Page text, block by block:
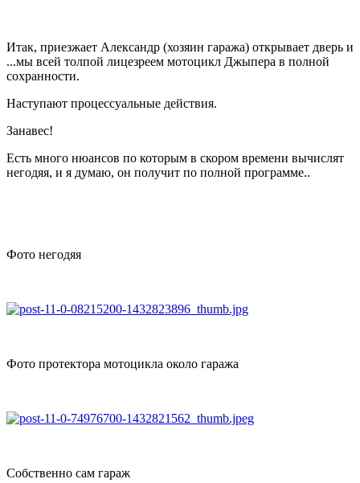
Итак, приезжает Александр (хозяин гаража) открывает дверь и
...мы всей толпой лицезреем мотоцикл Джыпера в полной
сохранности.
Наступают процессуальные действия.
Занавес!
Есть много нюансов по которым в скором времени вычислят
негодяя, и я думаю, он получит по полной программе..
Фото негодяя
Фото протектора мотоцикла около гаража
Собственно сам гараж